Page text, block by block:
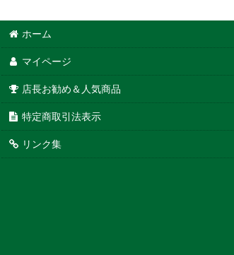
ホーム
マイページ
店長お勧め＆人気商品
特定商取引法表示
リンク集